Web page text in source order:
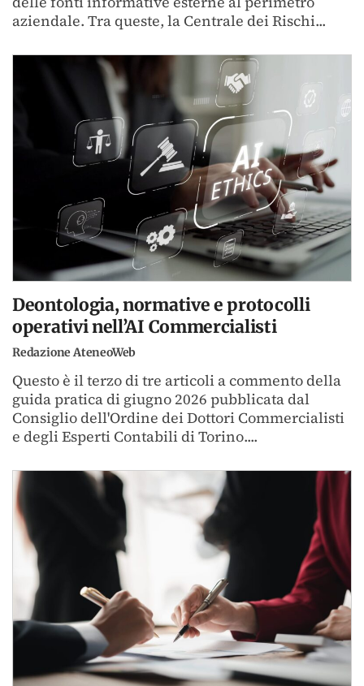
aziendale. Tra queste, la Centrale dei Rischi...
Deontologia, normative e protocolli
operativi nell’AI Commercialisti
Redazione AteneoWeb
Questo è il terzo di tre articoli a commento della
guida pratica di giugno 2026 pubblicata dal
Consiglio dell'Ordine dei Dottori Commercialisti
e degli Esperti Contabili di Torino....